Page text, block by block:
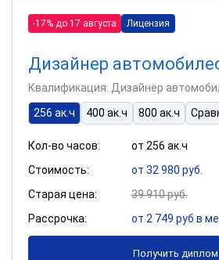
-17% до 17 августа Лицензия
Дизайнер
Квалификация: Дизайнер
256 ак.ч
400 ак.ч 800 ак.ч
Кол-во часов:
от 256 ак.ч
Стоимость:
от 32 980 руб.
Старая цена:
39 910 руб.
Рассрочка:
от 2 749 руб в
Получить диплом